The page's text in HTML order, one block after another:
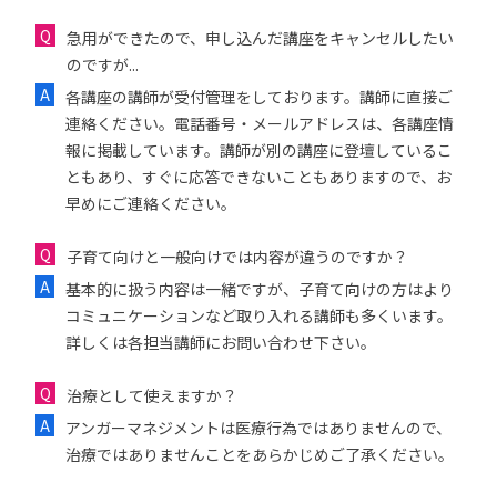
急用ができたので、申し込んだ講座をキャンセルしたい
のですが...
各講座の講師が受付管理をしております。講師に直接ご
連絡ください。電話番号・メールアドレスは、各講座情
報に掲載しています。講師が別の講座に登壇しているこ
ともあり、すぐに応答できないこともありますので、お
早めにご連絡ください。
子育て向けと一般向けでは内容が違うのですか？
基本的に扱う内容は一緒ですが、子育て向けの方はより
コミュニケーションなど取り入れる講師も多くいます。
詳しくは各担当講師にお問い合わせ下さい。
治療として使えますか？
アンガーマネジメントは医療行為ではありませんので、
治療ではありませんことをあらかじめご了承ください。